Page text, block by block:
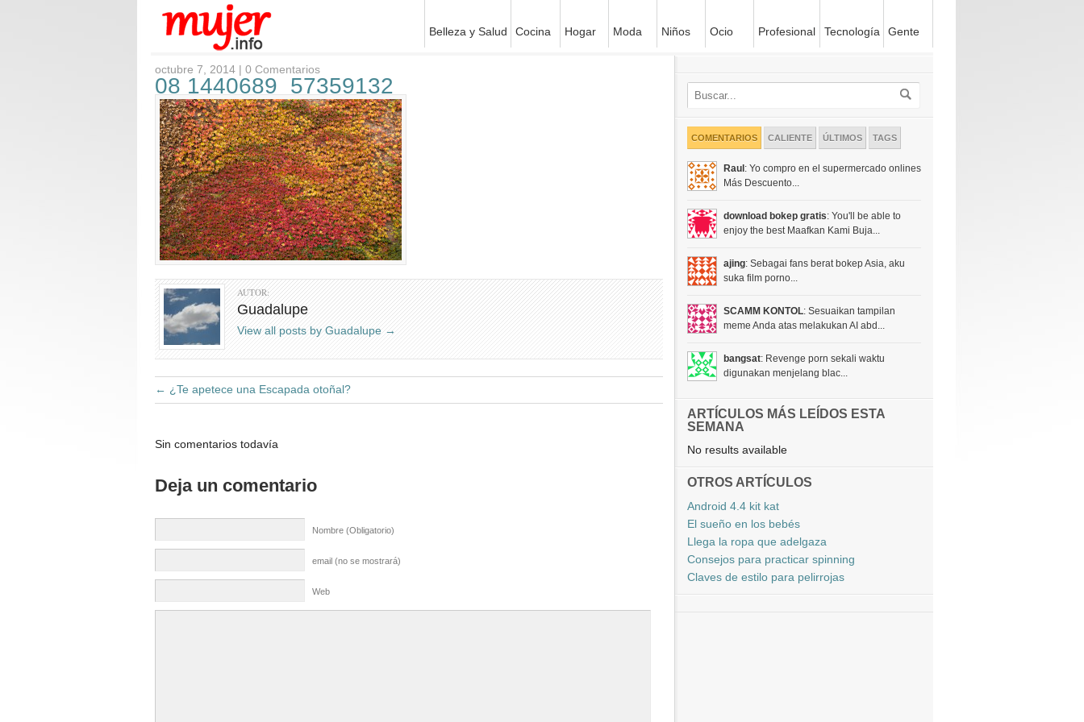
Belleza y Salud Cocina Hogar Moda Niños Ocio Profesional Tecnología Gente
octubre 7, 2014 | 0 Comentarios
08 1440689_57359132
AUTOR:
Guadalupe
View all posts by Guadalupe →
← ¿Te apetece una Escapada otoñal?
Sin comentarios todavía
Deja un comentario
Nombre (Obligatorio)
email (no se mostrará)
Web
COMENTARIOS CALIENTE ÚLTIMOS TAGS
Raul : Yo compro en el supermercado onlines
Más Descuento...
download bokep gratis: You'll be able to
enjoy the best Maafkan Kami Buja...
ajing: Sebagai fans berat bokep Asia, aku
suka film porno...
SCAMM KONTOL: Sesuaikan tampilan
meme Anda atas melakukan AI abd...
bangsat: Revenge porn sekali waktu
digunakan menjelang blac...
ARTÍCULOS MÁS LEÍDOS ESTA
SEMANA
No results available
OTROS ARTÍCULOS
Android 4.4 kit kat
El sueño en los bebés
Llega la ropa que adelgaza
Consejos para practicar spinning
Claves de estilo para pelirrojas